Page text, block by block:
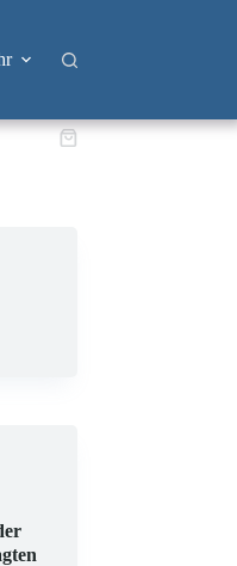
Warenkorb